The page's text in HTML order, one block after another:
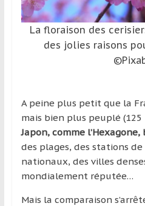
l’étranger
pour
assouvir
profitant
de
découverte
culturelle
d’un
pays
La floraison des
des jolies raisons
A peine plus petit que la
mais bien plus peuplé
Japon, comme
des plages, des stations de
nationaux, des villes
mondialement réputée…
Mais la comparaison